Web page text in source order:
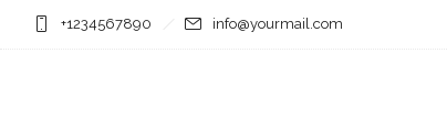
+1234567890 info@yourmail.com